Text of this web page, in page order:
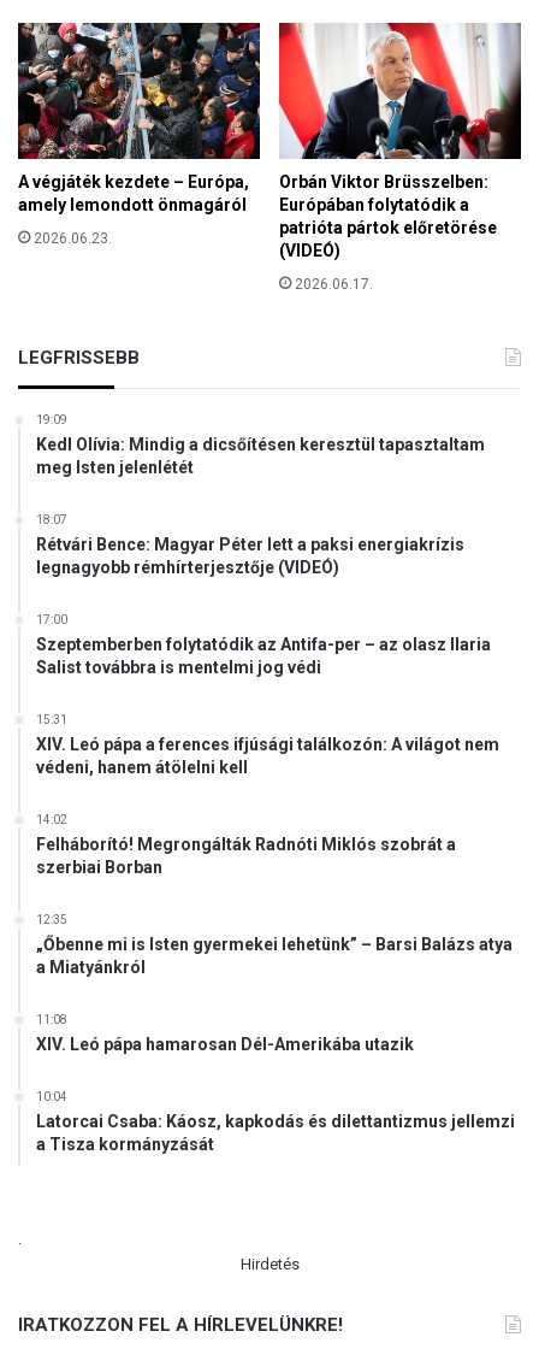
z
t
s
á
g
é
r
t
l
e
k
s
z
A végjáték kezdete – Európa,
amely lemondott önmagáról
2026.06.23.
Orbán Viktor Brüsszelben:
Európában folytatódik a
patrióta pártok előretörése
(VIDEÓ)
2026.06.17.
LEGFRISSEBB
19:09
Kedl Olívia: Mindig a dicsőítésen keresztül tapasztaltam
meg Isten jelenlétét
18:07
Rétvári Bence: Magyar Péter lett a paksi energiakrízis
legnagyobb rémhírterjesztője (VIDEÓ)
17:00
Szeptemberben folytatódik az Antifa-per – az olasz Ilaria
Salist továbbra is mentelmi jog védi
15:31
XIV. Leó pápa a ferences ifjúsági találkozón: A világot nem
védeni, hanem átölelni kell
14:02
Felháborító! Megrongálták Radnóti Miklós szobrát a
szerbiai Borban
12:35
„Őbenne mi is Isten gyermekei lehetünk” – Barsi Balázs atya
a Miatyánkról
11:08
XIV. Leó pápa hamarosan Dél-Amerikába utazik
10:04
Latorcai Csaba: Káosz, kapkodás és dilettantizmus jellemzi
a Tisza kormányzását
Hirdetés
IRATKOZZON FEL A HÍRLEVELÜNKRE!